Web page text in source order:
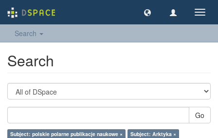
Search
Search
Go
Subject: polskie polarne publikacje naukowe × Subject: Arktyka ×